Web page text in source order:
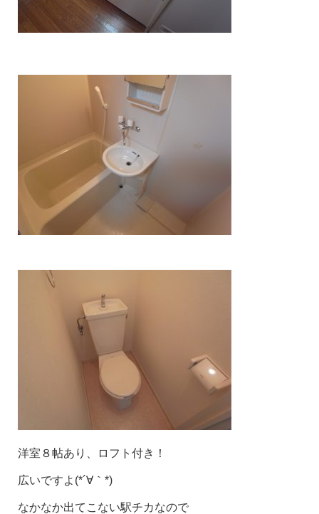
洋室８帖あり、ロフト付き！
広いですよ(*´∀｀*)
なかなか出てこない駅チカなので